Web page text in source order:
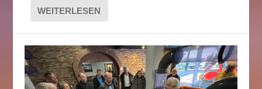
WEITERLESEN